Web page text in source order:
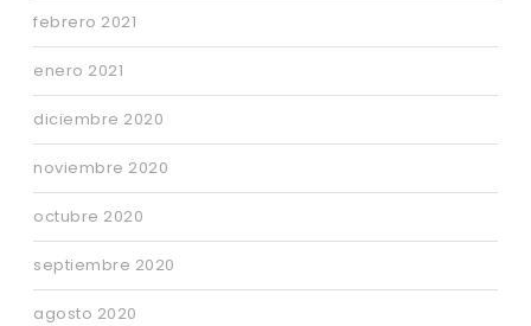
febrero 2021
enero 2021
diciembre 2020
noviembre 2020
octubre 2020
septiembre 2020
agosto 2020